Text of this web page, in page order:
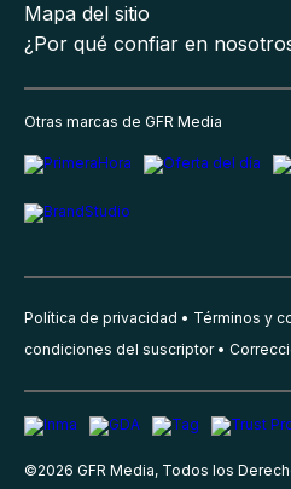
Mapa del sitio
¿Por qué confiar en
Otras marcas de GFR Media
Política de privacidad Términos y
condiciones del suscriptor
©2026 GFR Media, Todos los